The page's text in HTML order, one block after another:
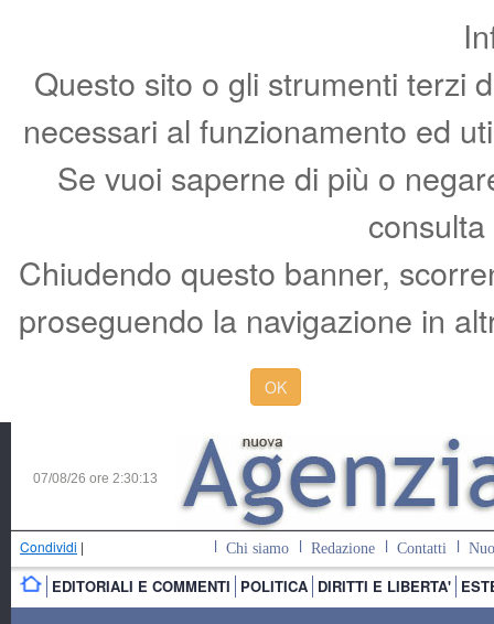
Questo sito o gli strumenti terzi
necessari al funzionamento ed
Se vuoi saperne di più o
Chiudendo questo banner,
proseguendo la navigazione in
OK
07/08/26 ore 2:30:14
Condividi | Chi siamo Redazione Contatti
EDITORIALI E COMMENTI POLITICA DIRITTI E LIBERTA'